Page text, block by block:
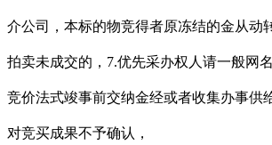
介公司，本标的物竞得者原冻结的金从动
拍卖未成交的，7.优先采办权人请一般网
竞价法式竣事前交纳金经或者收集办事供
对竞买成果不予确认，